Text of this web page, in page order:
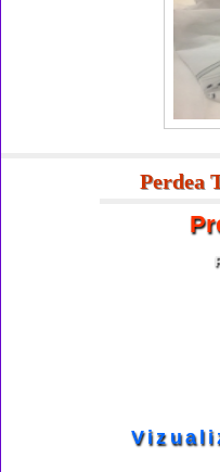
Perdea